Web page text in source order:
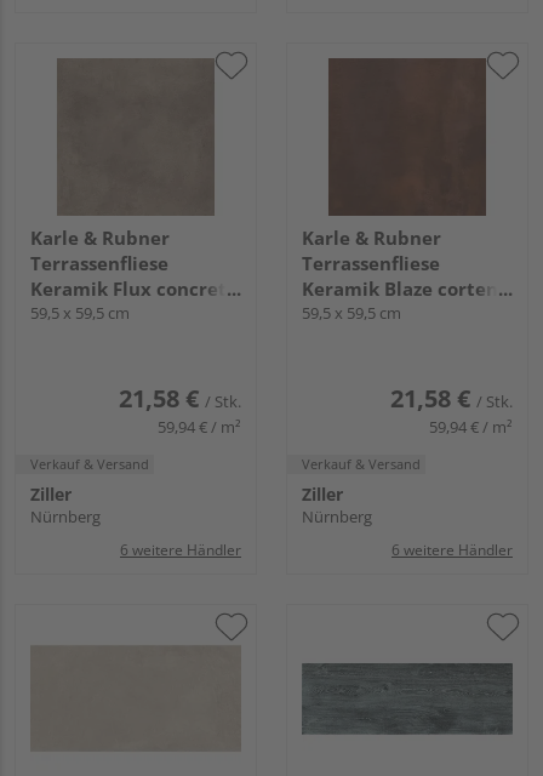
Karle & Rubner
Terrassenfliese
Keramik Flux concrete
glatt TERRACON® Flux
59,5 x 59,5 cm
21,58 € / Stk.
59,94 € / m²
Verkauf & Versand
Ziller
Nürnberg
6 weitere Händler
Karle & Rubner
Terrassenfliese
Keramik Blaze corten
glatt TERRACON®
59,5 x 59,5 cm
21,58 € / Stk.
59,94 € / m²
Verkauf & Versand
Ziller
Nürnberg
6 weitere Händler